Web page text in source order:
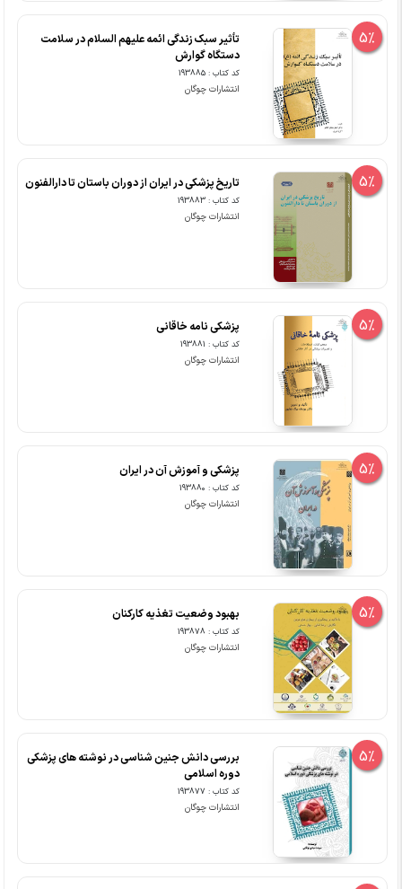
5%
تأثیر سبک زندگی ائمه علیهم السلام در سلامت
دستگاه گوارش
کد کتاب : 193885
انتشارات چوگان
5% تاریخ پزشکی در ایران از دوران باستان تا دارالفنون
کد کتاب : 193883
انتشارات چوگان
5% پزشکی نامه خاقانی
کد کتاب : 193881
انتشارات چوگان
5% پزشکی و آموزش آن در ایران
کد کتاب : 193880
انتشارات چوگان
5% بهبود وضعیت تغذیه کارکنان
کد کتاب : 193878
انتشارات چوگان
5%
بررسی دانش جنین شناسی در نوشته های پزشکی
دوره اسلامی
کد کتاب : 193877
انتشارات چوگان